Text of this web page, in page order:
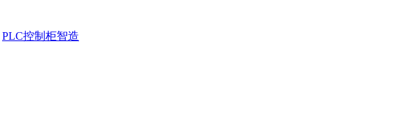
PLC控制柜智造